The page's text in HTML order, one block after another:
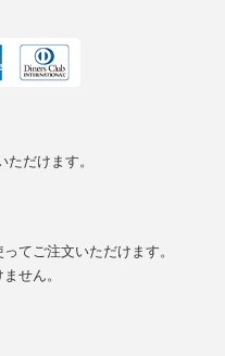
だけます。
てご注文いただけます。
せん。